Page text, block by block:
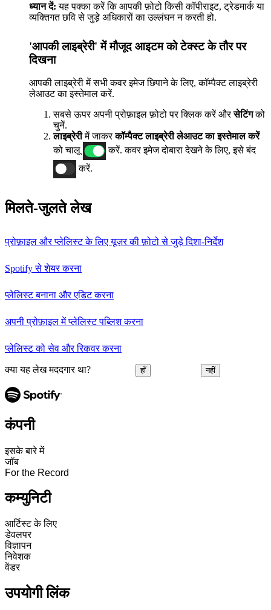
ध्यान दें: यह पक्का करें कि आपकी फ़ोटो किसी कॉपीराइट, ट्रेडमार्क या
व्यक्तिगत छवि से जुड़े अधिकारों का उल्लंघन न करती हो.
'आपकी लाइब्रेरी' में मौजूद आइटम को टेक्स्ट के तौर पर
दिखना
आपकी लाइब्रेरी में सभी कवर इमेज छिपाने के लिए, कॉम्पैक्ट लाइब्रेरी
लेआउट का इस्तेमाल करें.
सबसे ऊपर अपनी प्रोफ़ाइल फ़ोटो पर क्लिक करें औरसेटिंगको
चुनें.
लाइब्रेरीमें जाकरकॉम्पैक्ट लाइब्रेरी लेआउट का इस्तेमाल करें
को चालू
करें. कवर इमेज दोबारा देखने के लिए, इसे बंद
करें.
मिलते-जुलते लेख
प्रोफ़ाइल और प्लेलिस्ट के लिए यूज़र की फ़ोटो से जुड़े दिशा-निर्देश
Spotify से शेयर करना
प्लेलिस्ट बनाना और एडिट करना
अपनी प्रोफ़ाइल में प्लेलिस्ट पब्लिश करना
प्लेलिस्ट को सेव और रिकवर करना
क्या यह लेख मददगार था? हाँ नहीं
कंपनी
इसके बारे में
जॉब
For the Record
कम्युनिटी
आर्टिस्ट के लिए
डेवलपर
विज्ञापन
निवेशक
वेंडर
उपयोगी लिंक